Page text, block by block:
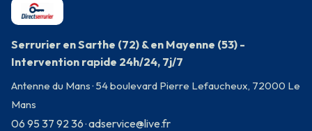
Serrurier en Sarthe (72) & en Mayenne (53) -
Intervention rapide 24h/24, 7j/7
Antenne du Mans · 54 boulevard Pierre Lefaucheux, 72000 Le
Mans
06 95 37 92 36·adservice@live.fr